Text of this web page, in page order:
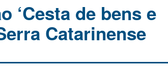
‘Cesta de bens e
Catarinense